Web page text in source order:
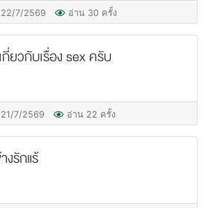
22/7/2569 อ่าน 30 ครั้ง
ยวกับเรื่อง sex ครับ
21/7/2569 อ่าน 22 ครั้ง
งรักแร้